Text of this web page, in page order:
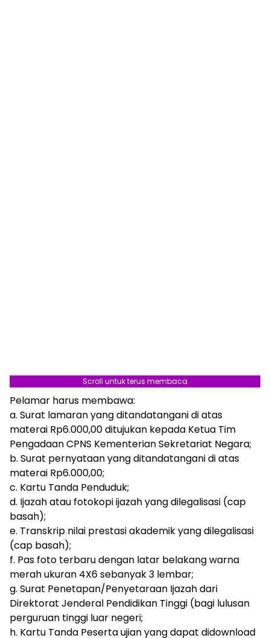
Scroll untuk terus membaca
Pelamar harus membawa:
a. Surat lamaran yang ditandatangani di atas
materai Rp6.000,00 ditujukan kepada Ketua Tim
Pengadaan CPNS Kementerian Sekretariat Negara;
b. Surat pernyataan yang ditandatangani di atas
materai Rp6.000,00;
c. Kartu Tanda Penduduk;
d. Ijazah atau fotokopi ijazah yang dilegalisasi (cap
basah);
e. Transkrip nilai prestasi akademik yang dilegalisasi
(cap basah);
f. Pas foto terbaru dengan latar belakang warna
merah ukuran 4X6 sebanyak 3 lembar;
g. Surat Penetapan/Penyetaraan Ijazah dari
Direktorat Jenderal Pendidikan Tinggi (bagi lulusan
perguruan tinggi luar negeri;
h. Kartu Tanda Peserta ujian yang dapat didownload